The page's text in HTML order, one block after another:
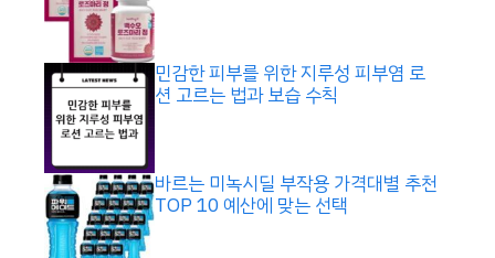
민감한 피부를 위한 지루성 피부염 로
션 고르는 법과 보습 수칙
바르는 미녹시딜 부작용 가격대별 추천
TOP 10 예산에 맞는 선택